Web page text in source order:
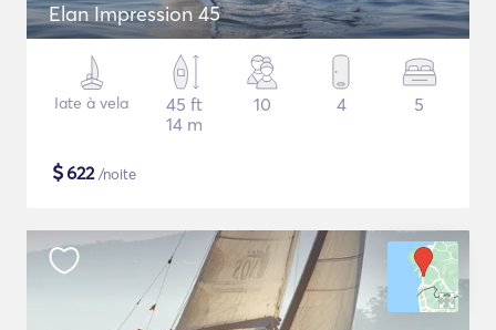
Elan Impression 45
Iate à vela
45 ft
14 m
10 4 5
$622/noite